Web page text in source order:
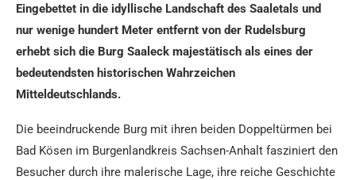
Eingebettet in die idyllische Landschaft des Saaletals und
nur wenige hundert Meter entfernt von der Rudelsburg
erhebt sich die Burg Saaleck majestätisch als eines der
bedeutendsten historischen Wahrzeichen
Mitteldeutschlands.
Die beeindruckende Burg mit ihren beiden Doppeltürmen bei
Bad Kösen im Burgenlandkreis Sachsen-Anhalt fasziniert den
Besucher durch ihre malerische Lage, ihre reiche Geschichte